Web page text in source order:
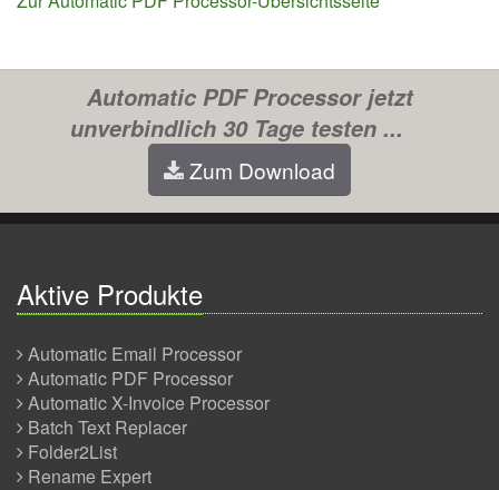
Automatic PDF Processor jetzt
unverbindlich 30 Tage testen ...
Zum Download
Aktive Produkte
Automatic Email Processor
Automatic PDF Processor
Automatic X-Invoice Processor
Batch Text Replacer
Folder2List
Rename Expert